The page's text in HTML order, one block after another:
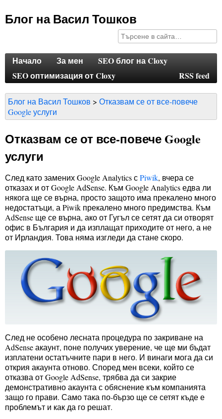
Блог на Васил Тошков
Начало За мен
SEO блог на Cloxy
SEO оптимизация от Cloxy
RSS feed
Блог на Васил Тошков
Отказвам се от все-повече
Google услуги
Отказвам се от все-повече Google
услуги
След като замених Google Analytics сPiwik, вчера се
отказах и от Google AdSense. Към Google Analytics едва ли
някога ще се върна, просто защото има прекалено много
недостатъци, а Piwik прекалено много предимства. Към
AdSense ще се върна, ако от Гугъл се сетят да си отворят
офис в България и да изплащат приходите от него, а не
от Ирландия. Това няма изгледи да стане скоро.
След не особено лесната процедура по закриване на
AdSense акаунт, поне получих уверение, че ще ми бъдат
изплатени остатъчните пари в него. И винаги мога да си
открия акаунта отново. Според мен всеки, който се
отказва от Google AdSense, трябва да си закрие
демонстративно акаунта с обяснение към компанията
защо го прави. Само така по-бързо ще се сетят къде е
проблемът и как да го решат.